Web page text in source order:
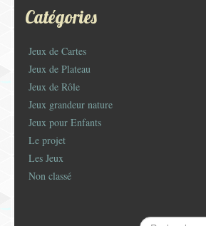
Catégories
Jeux de Cartes
Jeux de Plateau
Jeux de Rôle
Jeux grandeur nature
Jeux pour Enfants
Le projet
Les Jeux
Non classé